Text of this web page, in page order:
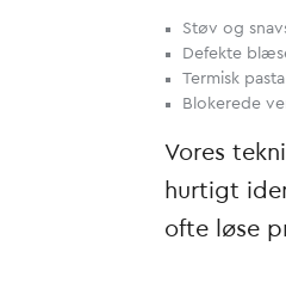
Støv og
Defekte
Termisk
Blokerede
Vores
hurtigt
ofte løse